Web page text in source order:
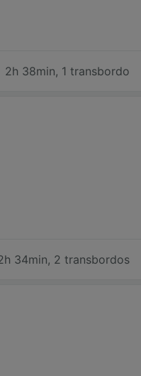
2h 38min, 1 transbordo
34min, 2 transbordos